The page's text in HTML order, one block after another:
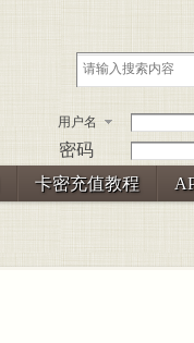
用户名
密码
卡密充值教程